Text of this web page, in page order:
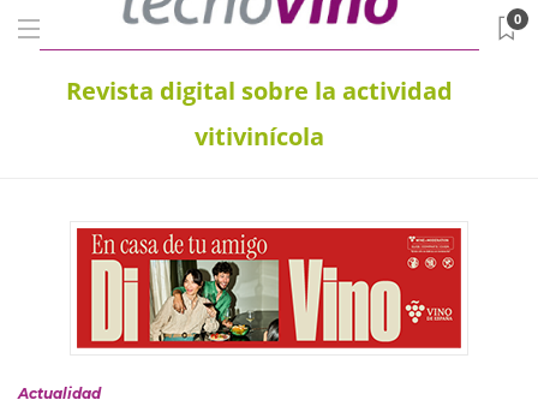
Revista digital sobre la actividad
vitivinícola
0
Actualidad